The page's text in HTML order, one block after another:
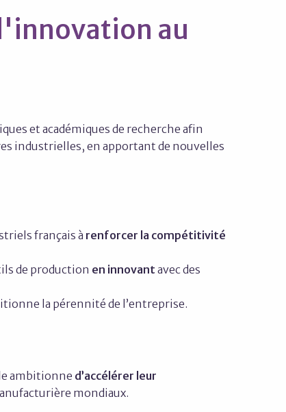
au
et académiques de recherche afin
industrielles, en apportant de nouvelles
français à renforcer la compétitivité
de production en innovant avec des
la pérennité de l’entreprise.
ambitionne d’accélérer leur
mondiaux.